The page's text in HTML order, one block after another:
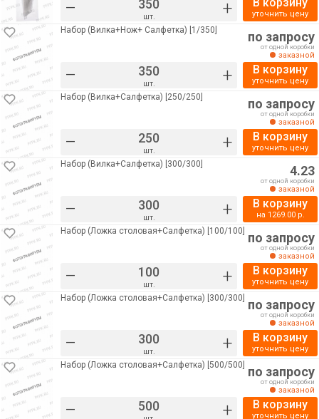
– шт. + уточнить цену
Набор (Вилка+Нож+ Салфетка) [1/350]
– шт. +
по запросу
от одной коробки
заказной
В корзину
уточнить цену
Набор (Вилка+Салфетка) [250/250]
– шт. +
по запросу
от одной коробки
заказной
В корзину
уточнить цену
Набор (Вилка+Салфетка) [300/300]
– шт. +
4.23
от одной коробки
заказной
В корзину
на 1269.00р.
Набор (Ложка столовая+Салфетка) [100/100]
– шт. +
по запросу
от одной коробки
заказной
В корзину
уточнить цену
Набор (Ложка столовая+Салфетка) [300/300]
– шт. +
по запросу
от одной коробки
заказной
В корзину
уточнить цену
Набор (Ложка столовая+Салфетка) [500/500]
– +
по запросу
от одной коробки
заказной
В корзину
уточнить цену